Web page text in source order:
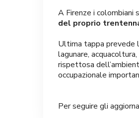
A Firenze i colombiani
del proprio
Ultima tappa prevede
lagunare,
rispettosa
occupazionale
Per seguire gli